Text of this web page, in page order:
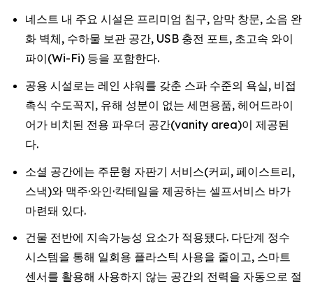
네스트 내 주요 시설은 프리미엄 침구, 암막 창문, 소음 완
화 벽체, 수하물 보관 공간, USB 충전 포트, 초고속 와이
파이(Wi-Fi) 등을 포함한다.
공용 시설로는 레인 샤워를 갖춘 스파 수준의 욕실, 비접
촉식 수도꼭지, 유해 성분이 없는 세면용품, 헤어드라이
어가 비치된 전용 파우더 공간(vanity area)이 제공된
다.
소셜 공간에는 주문형 자판기 서비스(커피, 페이스트리,
스낵)와 맥주·와인·칵테일을 제공하는 셀프서비스 바가
마련돼 있다.
건물 전반에 지속가능성 요소가 적용됐다. 다단계 정수
시스템을 통해 일회용 플라스틱 사용을 줄이고, 스마트
센서를 활용해 사용하지 않는 공간의 전력을 자동으로 절